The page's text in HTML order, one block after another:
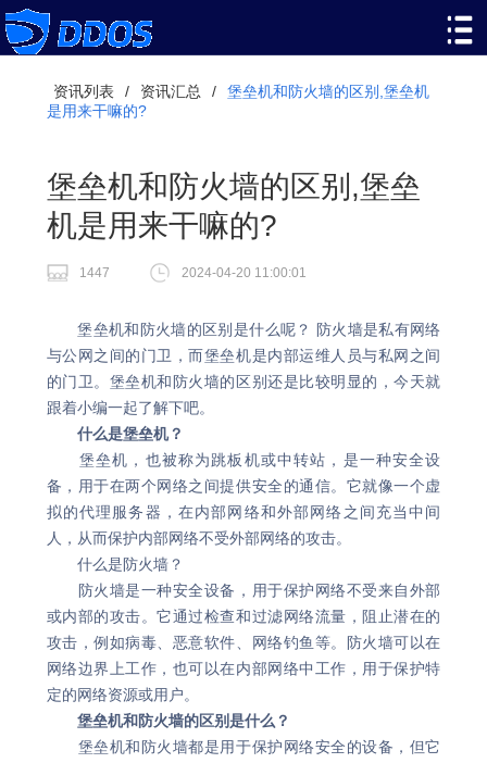
资讯列表 / 资讯汇总 /
堡垒机和防火墙的区别,堡垒机
是用来干嘛的?
堡垒机和防火墙的区别,堡垒
机是用来干嘛的?
1447 2024-04-20 11:00:01
堡垒机和防火墙的区别是什么呢？ 防火墙是私有网络
与公网之间的门卫，而堡垒机是内部运维人员与私网之间
的门卫。堡垒机和防火墙的区别还是比较明显的，今天就
跟着小编一起了解下吧。
什么是堡垒机？
堡垒机，也被称为跳板机或中转站，是一种安全设
备，用于在两个网络之间提供安全的通信。它就像一个虚
拟的代理服务器，在内部网络和外部网络之间充当中间
人，从而保护内部网络不受外部网络的攻击。
什么是防火墙？
防火墙是一种安全设备，用于保护网络不受来自外部
或内部的攻击。它通过检查和过滤网络流量，阻止潜在的
攻击，例如病毒、恶意软件、网络钓鱼等。防火墙可以在
网络边界上工作，也可以在内部网络中工作，用于保护特
定的网络资源或用户。
堡垒机和防火墙的区别是什么？
堡垒机和防火墙都是用于保护网络安全的设备，但它